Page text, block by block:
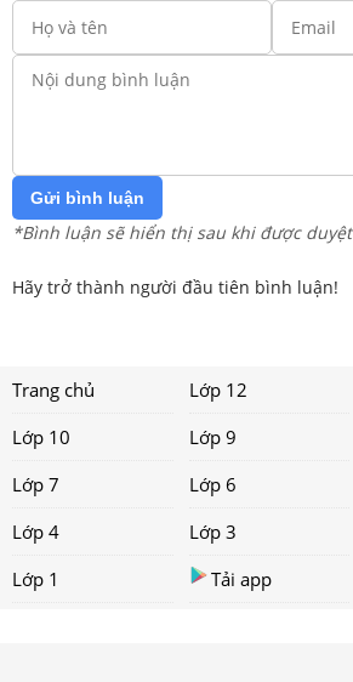
Gửi bình luận
*Bình luận sẽ hiển thị sau khi được duyệt
Hãy trở thành người đầu tiên bình luận!
Trang chủ Lớp 12
Lớp 10
Lớp 9
Lớp 7
Lớp 6
Lớp 4
Lớp 3
Lớp 1
Tải app